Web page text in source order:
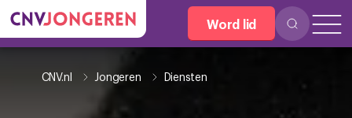
Word lid
CNV.nl Jongeren Diensten